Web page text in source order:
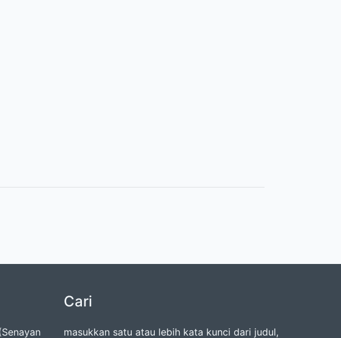
Cari
masukkan satu atau lebih kata kunci dari judul,